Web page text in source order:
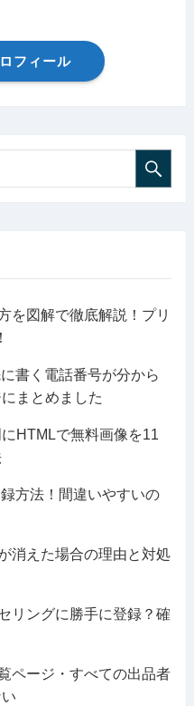
フィール
を図解で徹底解説！プリ
書く電話番号が分から
まとめました
HTMLで無料画像を11
方法！間違いやすいの
消えた場合の理由と対処
リングに勝手に登録？確
ページ・すべての出品者